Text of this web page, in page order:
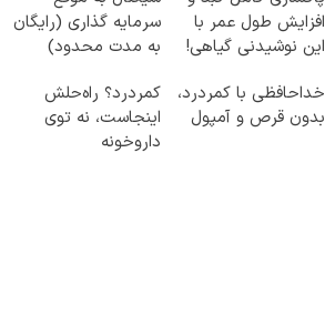
افزایش طول عمر با
این نوشیدنی گیاهی!
سرمایه گذاری (رایگان
به مدت محدود)
خداحافظی با کمردرد،
بدون قرص و آمپول
کمردرد؟ راه‌حلش
اینجاست، نه توی
داروخونه